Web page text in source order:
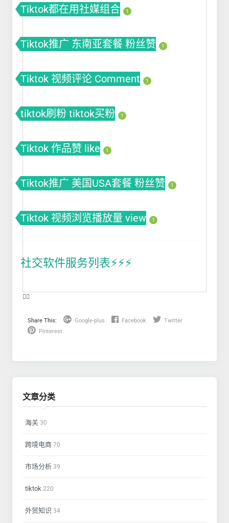
Tiktok都在用社媒组合 1
Tiktok推广 东南亚套餐 粉丝赞 1
Tiktok 视频评论 Comment 1
tiktok刷粉 tiktok买粉 1
Tiktok 作品赞 like 1
Tiktok推广 美国USA套餐 粉丝赞 1
Tiktok 视频浏览播放量 view 1
社交软件服务列表⚡️⚡️⚡️
❤️‍🔥
Share This: Google-plus Facebook
Twitter
Pinterest
文章分类
海关 30
跨境电商 70
市场分析 39
tiktok 220
外贸知识 34